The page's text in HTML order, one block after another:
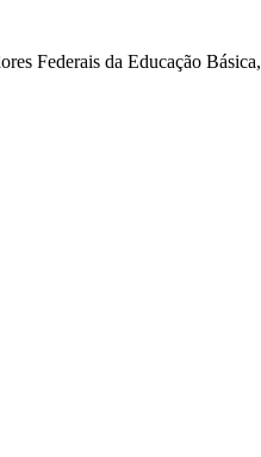
Federais da Educação